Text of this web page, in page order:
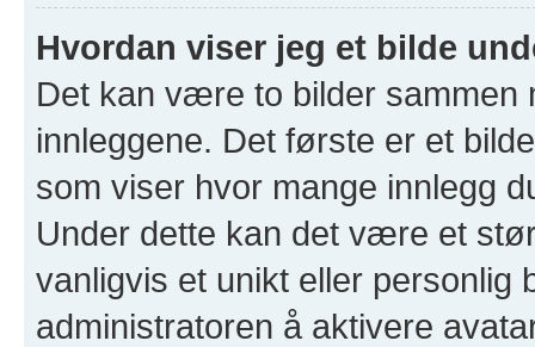
Hvordan viser jeg et bilde
Det kan være to bilder sammen
innleggene. Det første er et
som viser hvor mange innlegg
Under dette kan det være et
vanligvis et unikt eller personlig
administratoren å aktivere